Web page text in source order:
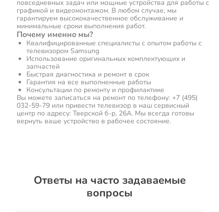
повседневных задач или мощные устройства для работы с
графикой и видеомонтажом. В любом случае, мы
гарантируем высококачественное обслуживание и
минимальные сроки выполнения работ.
Почему именно мы?
Квалифицированные специалисты с опытом работы с
телевизором Samsung
Использование оригинальных комплектующих и
запчастей
Быстрая диагностика и ремонт в срок
Гарантия на все выполненные работы
Консультации по ремонту и профилактике
Вы можете записаться на ремонт по телефону: +7 (495)
032-59-79 или привести телевизор в наш сервисный
центр по адресу: Тверской б-р, 26А. Мы всегда готовы
вернуть ваше устройство в рабочее состояние.
Ответы на часто задаваемые
вопросы